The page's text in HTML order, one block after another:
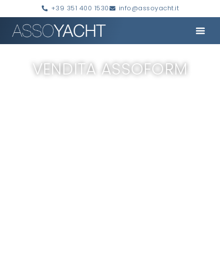
+39 351 400 1530 info@assoyacht.it
VENDITA ASSOFORM